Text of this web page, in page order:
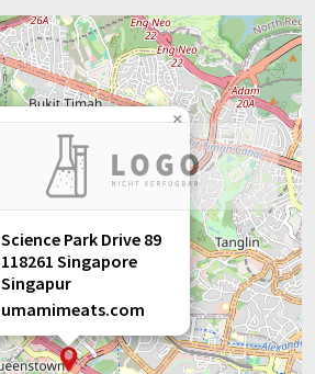
Science Park Drive 89
118261 Singapore
Singapur
umamimeats.com
×